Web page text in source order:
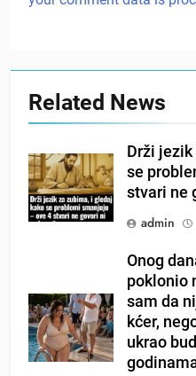
Related News
Drži
se
stvari ne
admin
Onog
poklonio
sam da
kćer,
ukrao